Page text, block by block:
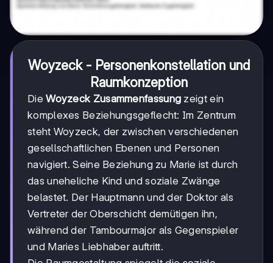
Woyzeck- Personenkonstellation und
Raumkonzeption
DieWoyzeck Zusammenfassung zeigt ein
komplexes Beziehungsgeflecht: Im Zentrum
steht Woyzeck, der zwischen verschiedenen
gesellschaftlichen Ebenen und Personen
navigiert. Seine Beziehung zu Marie ist durch
das uneheliche Kind und soziale Zwänge
belastet. Der Hauptmann und der Doktor als
Vertreter der Oberschicht demütigen ihn,
während der Tambourmajor als Gegenspieler
und Maries Liebhaber auftritt.